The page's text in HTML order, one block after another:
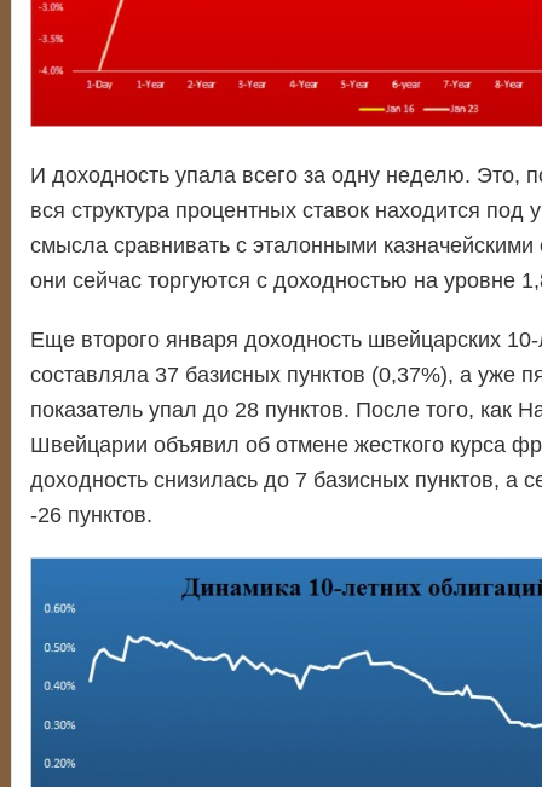
И доходность упала всего за одну неделю. Это,
вся структура процентных ставок находится под
смысла сравнивать с эталонными
они сейчас торгуются с доходностью на уровне
Еще второго января доходность швейцарских 10-
составляла 37 базисных пунктов (0,37%), а уже
показатель упал до 28 пунктов. После того, как
Швейцарии объявил об отмене жесткого курса
доходность снизилась до 7 базисных пунктов, а
-26 пунктов.